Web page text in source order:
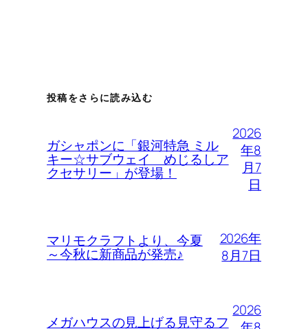
投稿をさらに読み込む
ガシャポンに「銀河特急 ミル
キー☆サブウェイ めじるしア
クセサリー」が登場！
2026
年8
月7
日
マリモクラフトより、今夏
～今秋に新商品が発売♪
2026年
8月7日
メガハウスの見上げる見守るフ
2026